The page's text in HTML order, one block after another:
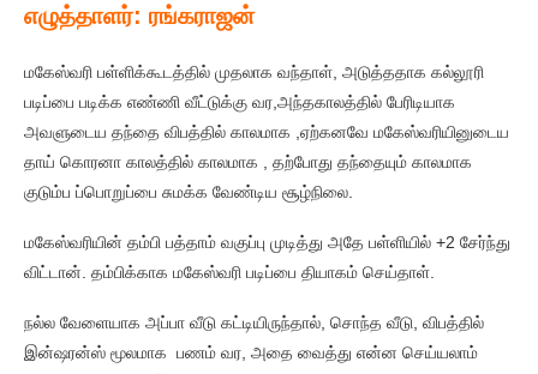
எழுத்தாளர்: ரங்கராஜன்
மகேஸ்வரி பள்ளிக்கூடத்தில் முதலாக வந்தாள், அடுத்ததாக கல்லூரி
படிப்பை படிக்க எண்ணி வீட்டுக்கு வர,அந்தகாலத்தில் பேரிடியாக
அவளுடைய தந்தை விபத்தில் காலமாக ,ஏற்கனவே மகேஸ்வரியினுடைய
தாய் கொரனா காலத்தில் காலமாக , தற்போது தந்தையும் காலமாக
குடும்ப ப்பொறுப்பை சுமக்க வேண்டிய சூழ்நிலை.
மகேஸ்வரியின் தம்பி பத்தாம் வகுப்பு முடித்து அதே பள்ளியில் +2 சேர்ந்து
விட்டான். தம்பிக்காக மகேஸ்வரி படிப்பை தியாகம் செய்தாள்.
நல்ல வேளையாக அப்பா வீடு கட்டியிருந்தால், சொந்த வீடு, விபத்தில்
இன்ஷரன்ஸ் மூலமாக பணம் வர, அதை வைத்து என்ன செய்யலாம்